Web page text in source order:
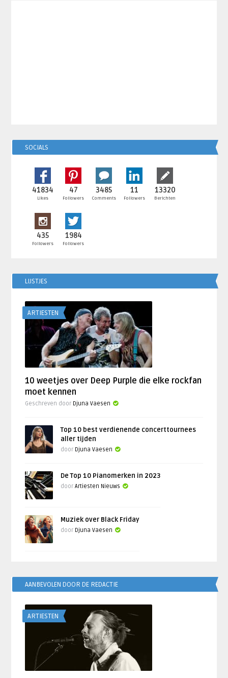
SOCIALS
41834
Likes
47
Followers
3485
Comments
11
Followers
13320
Berichten
435
Followers
1984
Followers
LIJSTJES
ARTIESTEN
10 weetjes over Deep Purple die elke rockfan
moet kennen
Geschreven door Djuna Vaesen
Top 10 best verdienende concerttournees
aller tijden
door Djuna Vaesen
De Top 10 Pianomerken in 2023
doorArtiesten Nieuws
Muziek over Black Friday
door Djuna Vaesen
AANBEVOLEN DOOR DE REDACTIE
ARTIESTEN